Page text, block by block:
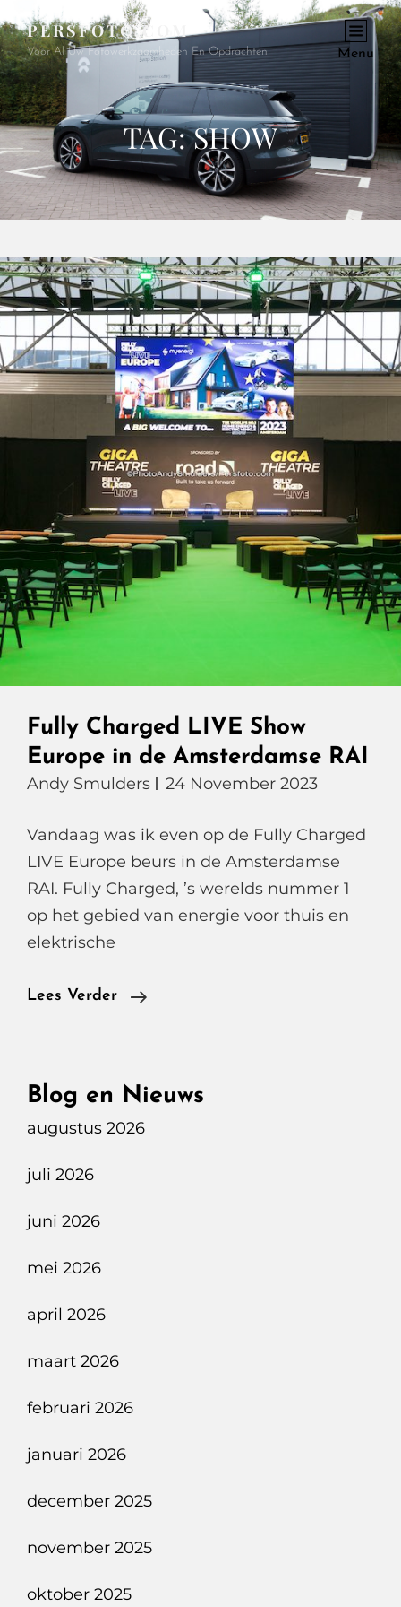
PERSFOTO.COM
Voor Al Uw Fotowerkzaamheden En Opdrachten Menu
TAG:SHOW
Fully Charged LIVE Show
Europe in de Amsterdamse RAI
Andy Smulders 24 November 2023
Vandaag was ik even op de Fully Charged
LIVE Europe beurs in de Amsterdamse
RAI. Fully Charged, ’s werelds nummer 1
op het gebied van energie voor thuis en
elektrische
Lees Verder
Fully
Europe
Blog en Nieuws
augustus 2026
juli 2026
juni 2026
mei 2026
april 2026
maart 2026
februari 2026
januari 2026
december 2025
november 2025
oktober 2025